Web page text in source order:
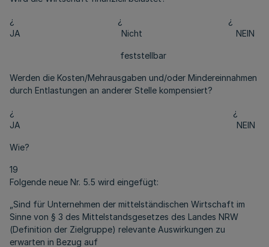
¿ ¿ ¿
JA Nicht NEIN
feststellbar
Werden die Kosten/Mehrausgaben und/oder Mindereinnahmen
durch Entlastungen an anderer Stelle kompensiert?
¿ ¿
JA NEIN
Wie?
19
Folgende neue Nr. 5.5 wird eingefügt:
„Sind für Unternehmen der mittelständischen Wirtschaft im
Sinne von § 3 des Mittelstandsgesetzes des Landes NRW
(Definition der Zielgruppe) relevante Auswirkungen zu
erwarten in Bezug auf